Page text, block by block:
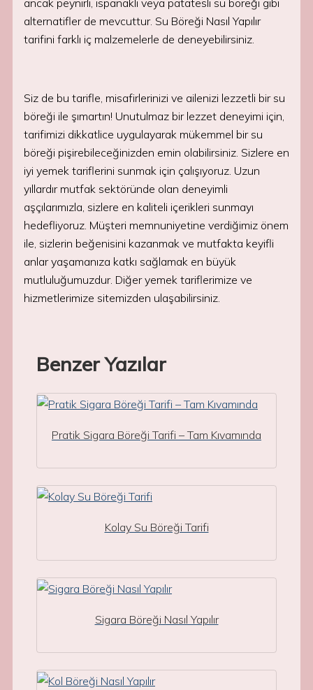
ancak peynirli, ıspanaklı veya patatesli su böreği gibi
alternatifler de mevcuttur. Su Böreği Nasıl Yapılır
tarifini farklı iç malzemelerle de deneyebilirsiniz.
Siz de bu tarifle, misafirlerinizi ve ailenizi lezzetli bir su
böreği ile şımartın! Unutulmaz bir lezzet deneyimi için,
tarifimizi dikkatlice uygulayarak mükemmel bir su
böreği pişirebileceğinizden emin olabilirsiniz. Sizlere en
iyi yemek tariflerini sunmak için çalışıyoruz. Uzun
yıllardır mutfak sektöründe olan deneyimli
aşçılarımızla, sizlere en kaliteli içerikleri sunmayı
hedefliyoruz. Müşteri memnuniyetine verdiğimiz önem
ile, sizlerin beğenisini kazanmak ve mutfakta keyifli
anlar yaşamanıza katkı sağlamak en büyük
mutluluğumuzdur. Diğer yemek tariflerimize ve
hizmetlerimize sitemizden ulaşabilirsiniz.
Benzer Yazılar
Pratik Sigara Böreği Tarifi – Tam Kıvamında
Kolay Su Böreği Tarifi
Sigara Böreği Nasıl Yapılır